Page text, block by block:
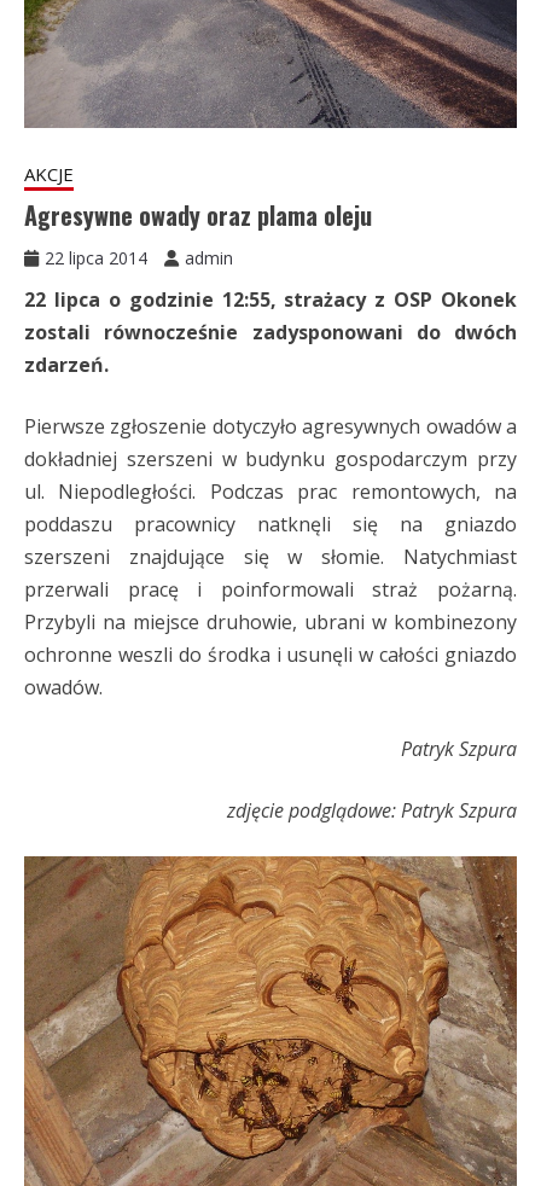
AKCJE
Agresywne owady oraz plama oleju
22 lipca 2014 admin
22 lipca o godzinie 12:55, strażacy z OSP Okonek
zostali równocześnie zadysponowani do dwóch
zdarzeń.
Pierwsze zgłoszenie dotyczyło agresywnych owadów a
dokładniej szerszeni w budynku gospodarczym przy
ul. Niepodległości. Podczas prac remontowych, na
poddaszu pracownicy natknęli się na gniazdo
szerszeni znajdujące się w słomie. Natychmiast
przerwali pracę i poinformowali straż pożarną.
Przybyli na miejsce druhowie, ubrani w kombinezony
ochronne weszli do środka i usunęli w całości gniazdo
owadów.
Patryk Szpura
zdjęcie podglądowe: Patryk Szpura